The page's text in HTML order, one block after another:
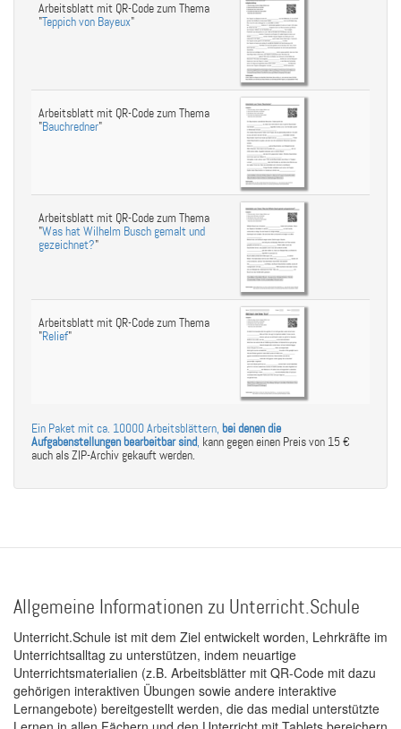
Arbeitsblatt mit QR-Code zum Thema
"Teppich von Bayeux"
Arbeitsblatt mit QR-Code zum Thema
"Bauchredner"
Arbeitsblatt mit QR-Code zum Thema
"Was hat Wilhelm Busch gemalt und
gezeichnet?"
Arbeitsblatt mit QR-Code zum Thema
"Relief"
Ein Paket mit ca. 10000 Arbeitsblättern, bei denen die
Aufgabenstellungen bearbeitbar sind, kann gegen einen Preis von 15 €
auch als ZIP-Archiv gekauft werden.
Allgemeine Informationen zu Unterricht.Schule
Unterricht.Schule ist mit dem Ziel entwickelt worden, Lehrkräfte im
Unterrichtsalltag zu unterstützen, indem neuartige
Unterrichtsmaterialien (z.B. Arbeitsblätter mit QR-Code mit dazu
gehörigen interaktiven Übungen sowie andere interaktive
Lernangebote) bereitgestellt werden, die das medial unterstützte